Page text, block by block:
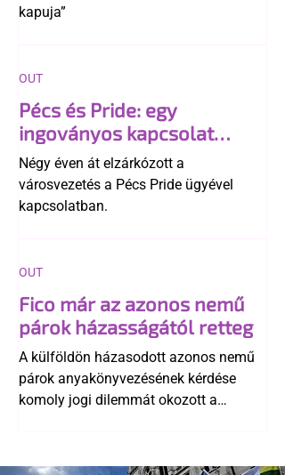
kapuja”
Pécs és Pride: egy
ingoványos kapcsolat
története
Négy éven át elzárkózott a
városvezetés a Pécs Pride ügyével
kapcsolatban.
OUT
Fico már az azonos nemű
párok házasságától retteg
A külföldön házasodott azonos nemű
párok anyakönyvezésének kérdése
komoly jogi dilemmát okozott a
egyértelműen tiltja a házasságuk
OUT